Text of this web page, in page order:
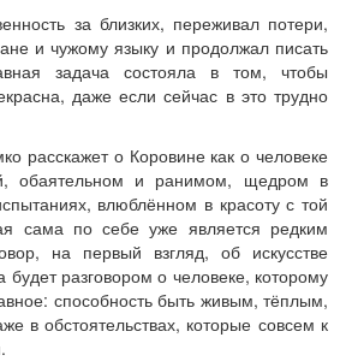
за близких, переживал потери,
и чужому языку и продолжал писать
задача состояла в том, чтобы
даже если сейчас в это трудно
расскажет о Коровине как о человеке
обаятельном и ранимом, щедром в
влюблённом в красоту с той
сама по себе уже является редким
на первый взгляд, об искусстве
будет разговором о человеке, которому
способность быть живым, тёплым,
в обстоятельствах, которые совсем к